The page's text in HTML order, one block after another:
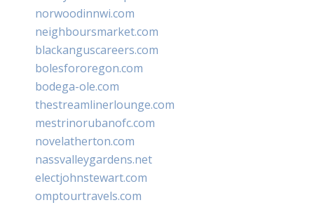
norwoodinnwi.com
neighboursmarket.com
blackanguscareers.com
bolesfororegon.com
bodega-ole.com
thestreamlinerlounge.com
mestrinorubanofc.com
novelatherton.com
nassvalleygardens.net
electjohnstewart.com
omptourtravels.com